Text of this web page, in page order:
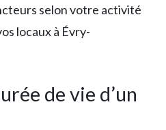
selon votre activité
locaux à Évry-
de vie d’un